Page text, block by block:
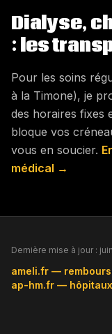
Dialyse,
: les
Pour les soins
à la Timone), je
des horaires fixes
bloque vos
vous en soucier.
médical →
Dernière mise à jour :
ameli.fr —
ap-hm.fr —